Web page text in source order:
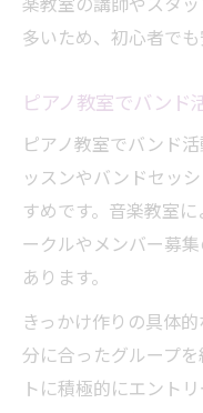
多いため、初心者で
ピアノ教室でバンド
ピアノ教室でバンド
ッスンやバンドセッ
すめです。音楽教室
ークルやメンバー募
あります。
きっかけ作りの具体
分に合ったグループ
トに積極的にエント